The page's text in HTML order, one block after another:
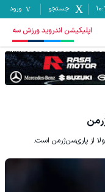
جستجو ورود
اپلیکیشن اندروید ورزش سه
از پاری‌سن‌ژرمن است.